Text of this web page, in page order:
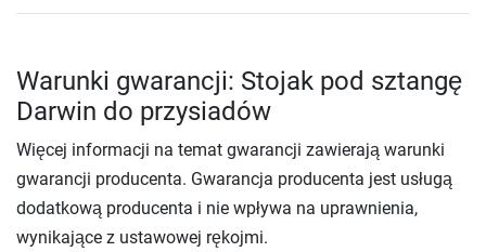
Warunki gwarancji: Stojak pod sztangę
Darwin do przysiadów
Więcej informacji na temat gwarancji zawierają warunki
gwarancji producenta. Gwarancja producenta jest usługą
dodatkową producenta i nie wpływa na uprawnienia,
wynikające z ustawowej rękojmi.